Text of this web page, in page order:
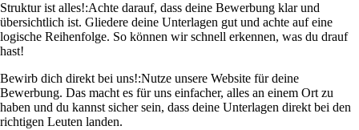
Struktur ist alles!:Achte darauf, dass deine Bewerbung klar und
übersichtlich ist. Gliedere deine Unterlagen gut und achte auf eine
logische Reihenfolge. So können wir schnell erkennen, was du drauf
hast!
Bewirb dich direkt bei uns!:Nutze unsere Website für deine
Bewerbung. Das macht es für uns einfacher, alles an einem Ort zu
haben und du kannst sicher sein, dass deine Unterlagen direkt bei den
richtigen Leuten landen.